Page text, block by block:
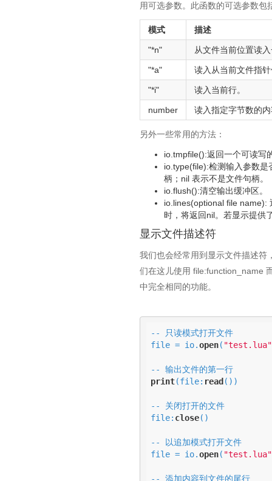
用可选参数。此函数的可选参数包
模式 描述
"*n" 从文件当前位置读
"*a" 读入从当前文件指
"*i" 读入当前行。
number 读入指定字节数的
另外一些常用的方法：
io.tmpfile():返回一个可读写
io.type(file):检测输入参数是
柄；nil 表示不是文件句柄。
io.flush():清空输出缓冲区。
io.lines(optional file name):
时，将返回nil。若显示提供
显示文件描述符
我们也会经常用到显示文件描述符
们在这儿使用 file:function_name
中完全相同的功能。
-- 只读模式打开文件
file = io.open( "test.lua"
-- 输出文件的第一行
print(file: read ())
-- 关闭打开的文件
file: close()
-- 以追加模式打开文件
file = io.open( "test.lua"
-- 添加内容到文件的尾行